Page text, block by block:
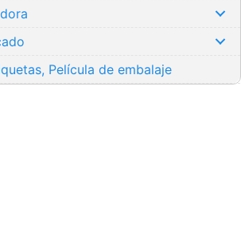
Película de embalaje